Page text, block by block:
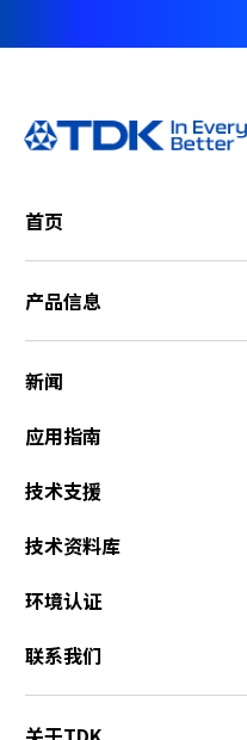
首页
产品信息
新闻
应用指南
技术支援
技术资料库
环境认证
联系我们